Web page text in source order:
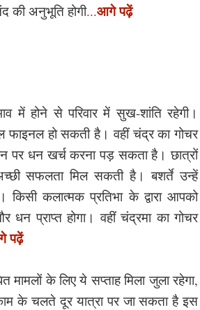
अनुभूति होगी...आगे पढ़ें
में होने से परिवार में सुख-शांति रहेगी।
फाइनल हो सकती है। वहीं चंद्र का गोचर
पर धन खर्च करना पड़ सकता है। छात्रों
सफलता मिल सकती है। बशर्ते उन्हें
किसी कलात्मक प्रतिभा के द्वारा आपको
धन प्राप्त होगा। वहीं चंद्रमा का गोचर
पढ़ें
मामलों के लिए ये सप्ताह मिला जुला रहेगा,
के चलते दूर यात्रा पर जा सकता है इस